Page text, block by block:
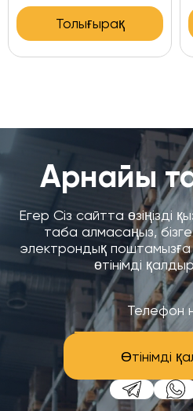
Толығырақ
Арнайы
Егер Сіз сайтта өзіңізді
таба алмасаңыз,
электрондық
өтінімді
Өтінімді